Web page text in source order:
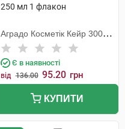
250 мл 1 флакон
Аградо Косметік Кейр 3000
С.Л.У.
Є в наявності
від 136.00 95.20 грн
КУПИТИ